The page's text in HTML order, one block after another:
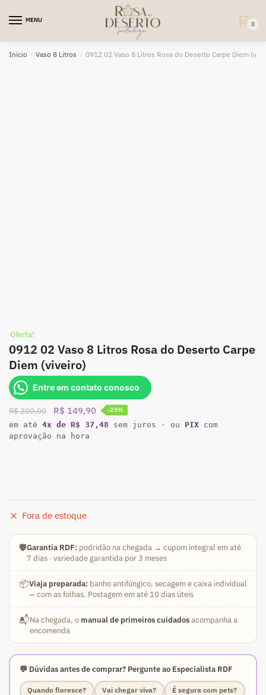
MENU
0
Início / Vaso 8 Litros / 0912 02 Vaso 8 Litros Rosa do Deserto Carpe Diem
Oferta!
0912 02 Vaso 8 Litros Rosa do Deserto Carpe
Diem (viveiro)
Entre em contato conosco
R$200,00
O
preço
original
R$ 149,90 O
preço
-25%
em até 4x de R$ 37,48 sem juros · ou PIX com
aprovação na hora
Fora de estoque
🛡️Garantia RDF: podridão na chegada → cupom integral em até
7 dias · variedade garantida por 3 meses
📦Viaja preparada: banho antifúngico, secagem e caixa individual
— com as folhas. Postagem em até 10 dias úteis
📬Na chegada, o manual de primeiros cuidadosacompanha a
encomenda
💬 Dúvidas antes de comprar? Pergunte ao Especialista RDF
Quando floresce? Vai chegar viva? É segura com pets?